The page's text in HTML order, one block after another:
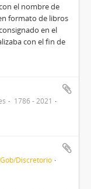
el nombre de
formato de libros
en el
con el fin de
1786 - 2021
Gob/Discretorio